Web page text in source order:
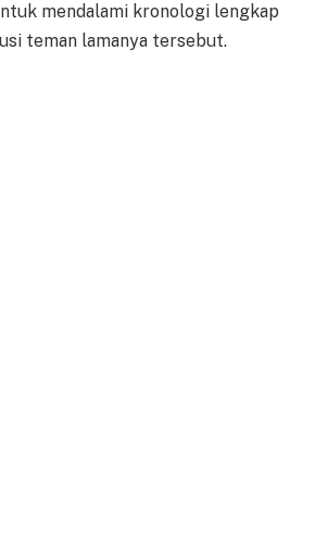
mendalami kronologi lengkap
teman lamanya tersebut.